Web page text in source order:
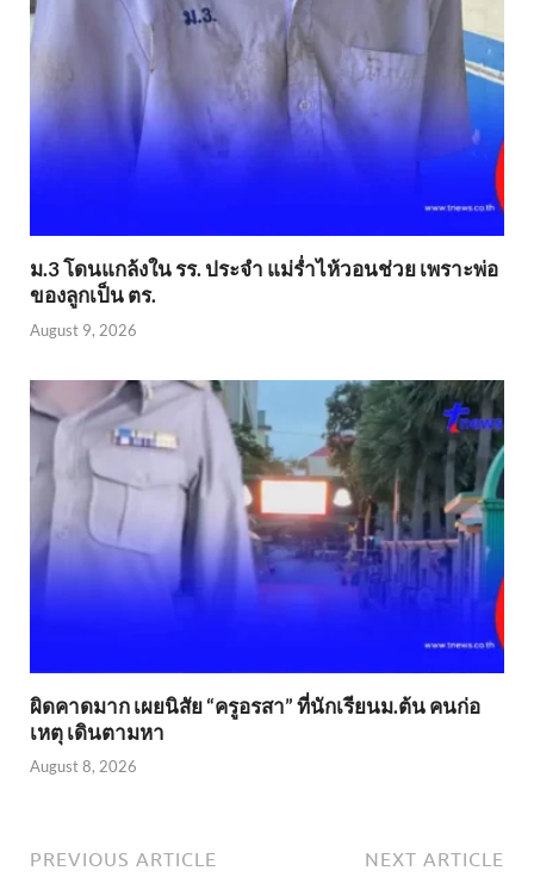
ม.3 โดนแกล้งใน รร. ประจำ แม่ร่ำไห้วอนช่วย เพราะพ่อ
ของลูกเป็น ตร.
August 9, 2026
ผิดคาดมาก เผยนิสัย “ครูอรสา” ที่นักเรียนม.ต้น คนก่อ
เหตุ เดินตามหา
August 8, 2026
PREVIOUS ARTICLE NEXT ARTICLE